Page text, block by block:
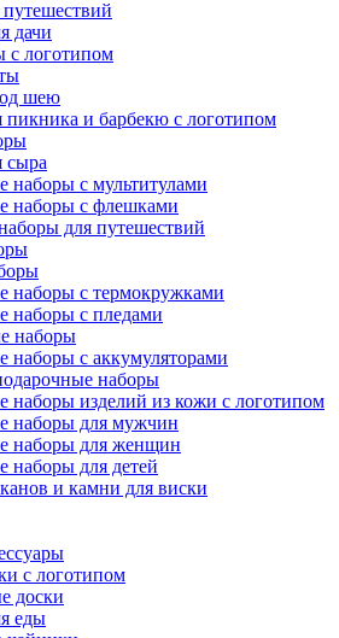
дачи
с логотипом
шею
и барбекю с логотипом
сыра
наборы с мультитулами
наборы с флешками
для путешествий
наборы с термокружками
наборы с пледами
наборы
наборы с аккумуляторами
наборы
наборы изделий из кожи с логотипом
наборы для мужчин
наборы для женщин
наборы для детей
и камни для виски
с логотипом
доски
еды